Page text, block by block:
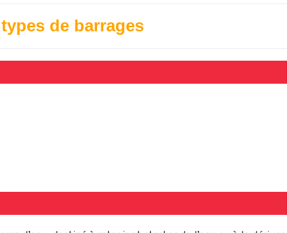
de barrages